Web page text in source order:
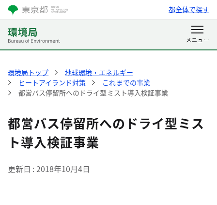
都全体で探す
環境局トップ
地球環境・エネルギー
ヒートアイランド対策
これまでの事業
都営バス停留所へのドライ型ミスト導入検証事業
都営バス停留所へのドライ型ミス
ト導入検証事業
更新日 2018年10月4日